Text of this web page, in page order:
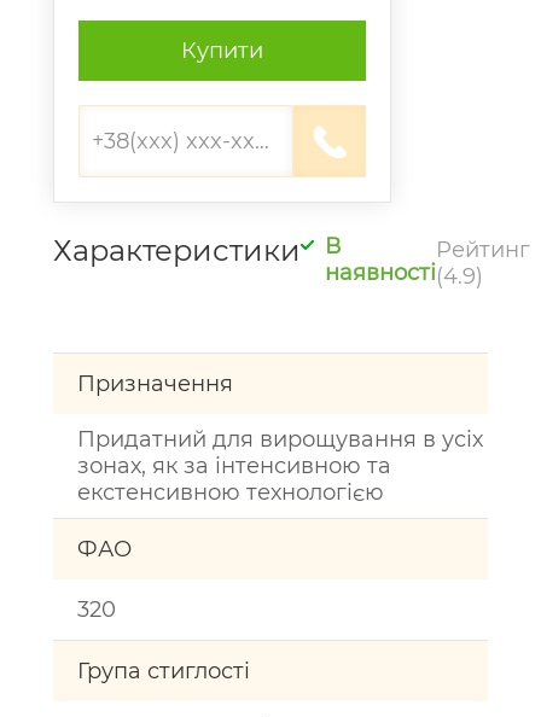
Купити
Характеристики
В
наявності
Рейтинг
(4.9)
Призначення
Придатний для вирощування в усіх
зонах, як за інтенсивною та
екстенсивною технологією
ФАО
320
Група стиглості